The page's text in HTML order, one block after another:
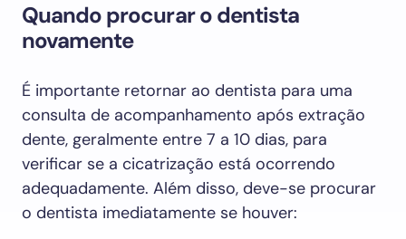
Quando procurar o dentista
novamente
É importante retornar ao dentista para uma
consulta de acompanhamento após extração
dente, geralmente entre 7 a 10 dias, para
verificar se a cicatrização está ocorrendo
adequadamente. Além disso, deve-se procurar
o dentista imediatamente se houver: